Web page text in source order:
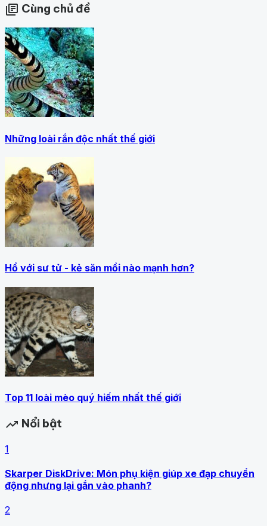
library_books Cùng chủ đề
Những loài rắn độc nhất thế giới
Hổ với sư tử - kẻ săn mồi nào mạnh hơn?
Top 11 loài mèo quý hiếm nhất thế giới
trending_up Nổi bật
1
Skarper DiskDrive: Món phụ kiện giúp xe đạp chuyển
động nhưng lại gắn vào phanh?
2